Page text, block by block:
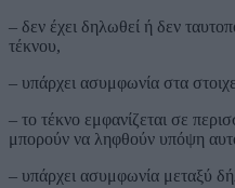
– δεν έχει δηλωθεί ή δεν
τέκνου,
– υπάρχει ασυμφωνία στα
– το τέκνο εμφανίζεται σε
μπορούν να ληφθούν υπόψη
– υπάρχει ασυμφωνία μεταξύ